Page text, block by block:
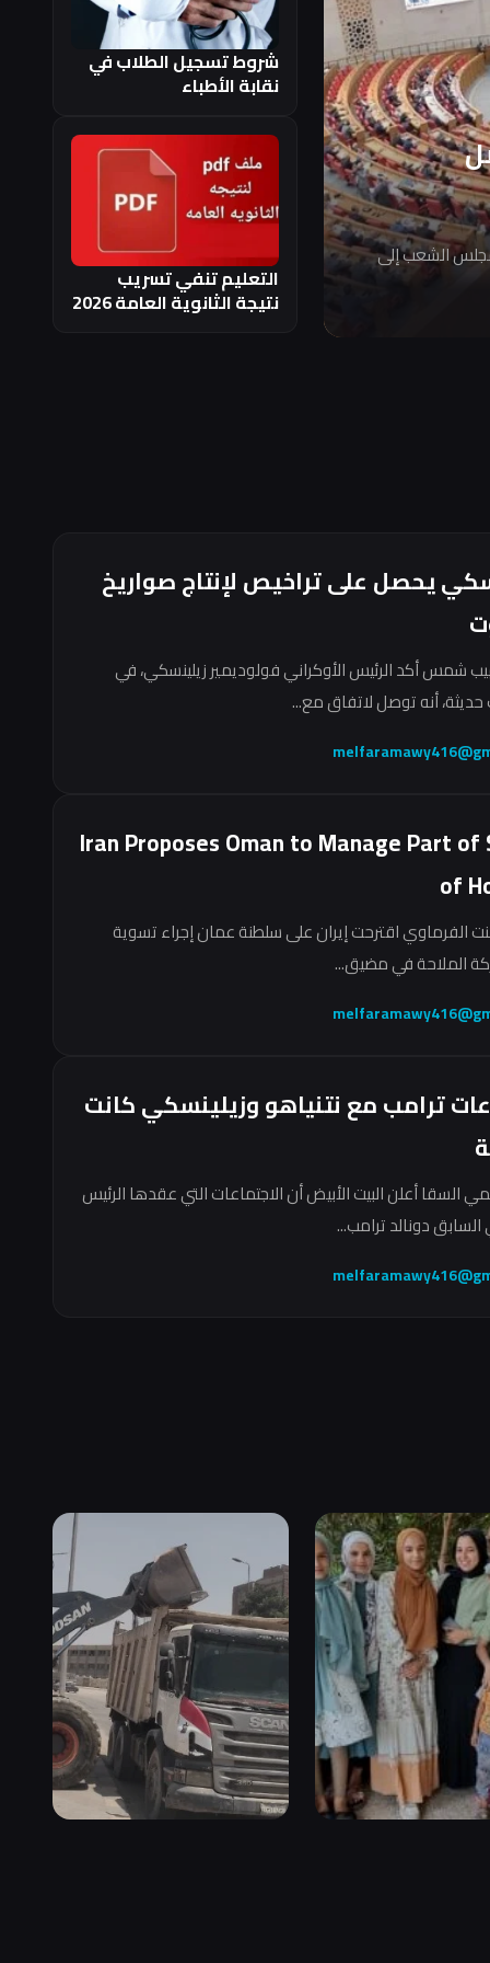
الشعب إلى
شروط تسجيل الطلاب في
نقابة الأطباء
التعليم تنفي تسريب
نتيجة الثانوية العامة 2026
يحصل على تراخيص لإنتاج صواريخ
شمس أكد الرئيس الأوكراني فولوديمير زيلينسكي، في
أنه توصل لاتفاق مع...
Iran Proposes Oman to Manage Part
of
الفرماوي اقترحت إيران على سلطنة عمان إجراء تسوية
الملاحة في مضيق...
ترامب مع نتنياهو وزيلينسكي كانت
السقا أعلن البيت الأبيض أن الاجتماعات التي عقدها الرئيس
السابق دونالد ترامب...